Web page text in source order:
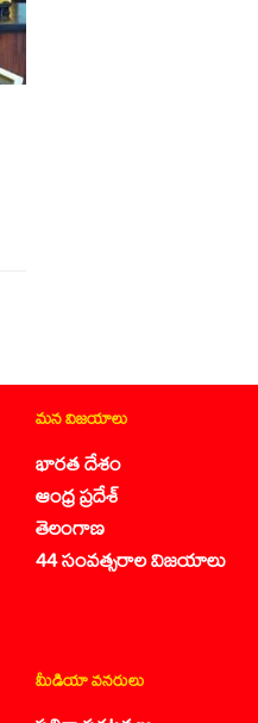
మన విజయాలు
భారత దేశం
ఆంధ్ర ప్రదేశ్
తెలంగాణ
44 సంవత్సరాల విజయాలు
మీడియా వనరులు